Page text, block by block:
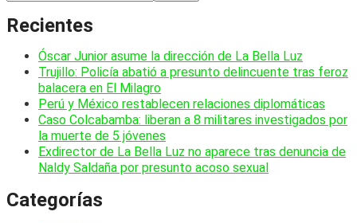
Recientes
Óscar Junior asume la dirección de La Bella Luz
Trujillo: Policía abatió a presunto delincuente tras feroz
balacera en El Milagro
Perú y México restablecen relaciones diplomáticas
Caso Colcabamba: liberan a 8 militares investigados por
la muerte de 5 jóvenes
Exdirector de La Bella Luz no aparece tras denuncia de
Naldy Saldaña por presunto acoso sexual
Categorías